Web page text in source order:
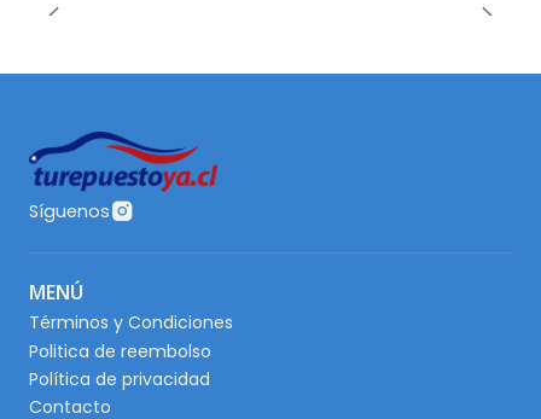
Síguenos
MENÚ
Términos y Condiciones
Politica de reembolso
Política de privacidad
Contacto